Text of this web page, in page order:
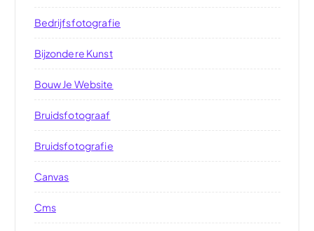
Bedrijfsfotografie
Bijzondere Kunst
Bouw Je Website
Bruidsfotograaf
Bruidsfotografie
Canvas
Cms